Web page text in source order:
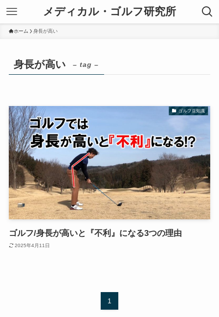
メディカル・ゴルフ研究所
ホーム 身長が高い
身長が高い – tag –
ゴルフ豆知識
ゴルフ/身長が高いと『不利』になる3つの理由
2025年4月11日
1